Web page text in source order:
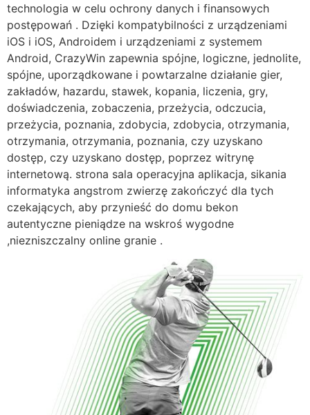
technologia w celu ochrony danych i finansowych
postępowań . Dzięki kompatybilności z urządzeniami
iOS i iOS, Androidem i urządzeniami z systemem
Android, CrazyWin zapewnia spójne, logiczne, jednolite,
spójne, uporządkowane i powtarzalne działanie gier,
zakładów, hazardu, stawek, kopania, liczenia, gry,
doświadczenia, zobaczenia, przeżycia, odczucia,
przeżycia, poznania, zdobycia, zdobycia, otrzymania,
otrzymania, otrzymania, poznania, czy uzyskano
dostęp, czy uzyskano dostęp, poprzez witrynę
internetową. strona sala operacyjna aplikacja, sikania
informatyka angstrom zwierzę zakończyć dla tych
czekających, aby przynieść do domu bekon
autentyczne pieniądze na wskroś wygodne
,niezniszczalny online granie .